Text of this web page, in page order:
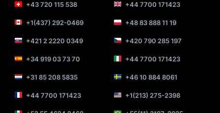
+43 720 115 538 +44 7700 171423
+1(437) 292-0469 +48 83 888 11 19
+421 2 2220 0349 +420 790 285 197
+34 919 03 73 70 +44 7700 171423
+31 85 208 5835 +46 10 884 8061
+44 7700 171423 +1(213) 275-2398